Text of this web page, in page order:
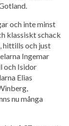
och inte minst
klassiskt schack
hittills och just
Ingemar
och Isidor
Elias
nu många